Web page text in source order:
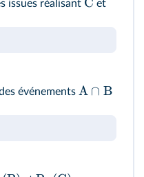
issues réalisant
et
événements A ∩ B